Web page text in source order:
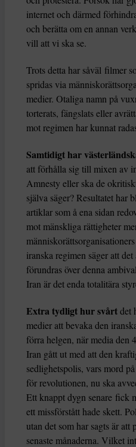
internet och därmed
och berätta om en annan
vill att vi ska se.
Trots detta har såväl filmer
spridas via
medier. Otaliga namn på
torterats, fängslats eller
mot regimen har kunnat
Samtidigt har
att förhålla sig till mixen av
Amnesty eller ska de
själva säger? Resultatet har
artiklar som å ena sidan
mot mänskliga rättigheter
iranska regimen säger att
förundras över denna
Iran är det enda totalitära
Extra tydligt hur svårtdet
medier att bevaka den
förra helgen, när media den
Iran gått ut med att den
sedlighetspolis, vars mord
för revolutionen, nu ska
Ett knappt dygn senare fick
ett missförstått hade skett.
utan det som har sagts är
senaste månaderna. Vilket